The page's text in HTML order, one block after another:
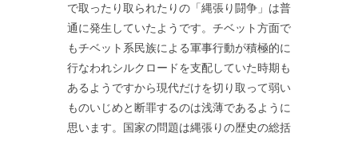
で取ったり取られたりの「縄張り闘争」は普
通に発生していたようです。チベット方面で
もチベット系民族による軍事行動が積極的に
行なわれシルクロードを支配していた時期も
あるようですから現代だけを切り取って弱い
ものいじめと断罪するのは浅薄であるように
思います。国家の問題は縄張りの歴史の総括